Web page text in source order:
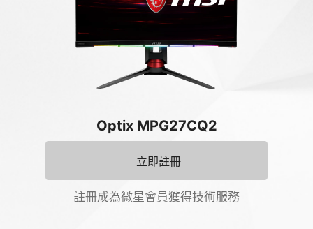
Optix MPG27CQ2
立即註冊
註冊成為微星會員獲得技術服務